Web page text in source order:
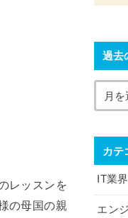
レッスンを
の母国の親
過去
カテ
IT業
エン